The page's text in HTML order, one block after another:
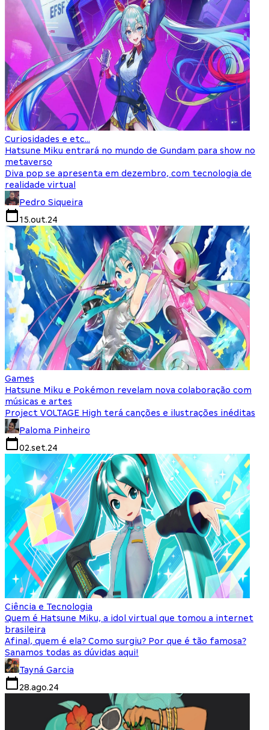
Curiosidades e etc...
Hatsune Miku entrará no mundo de Gundam para show no
metaverso
Diva pop se apresenta em dezembro, com tecnologia de
realidade virtual
Pedro Siqueira
15.out.24
Games
Hatsune Miku e Pokémon revelam nova colaboração com
músicas e artes
Project VOLTAGE High terá canções e ilustrações inéditas
Paloma Pinheiro
02.set.24
Ciência e Tecnologia
Quem é Hatsune Miku, a idol virtual que tomou a internet
brasileira
Afinal, quem é ela? Como surgiu? Por que é tão famosa?
Sanamos todas as dúvidas aqui!
Tayná Garcia
28.ago.24